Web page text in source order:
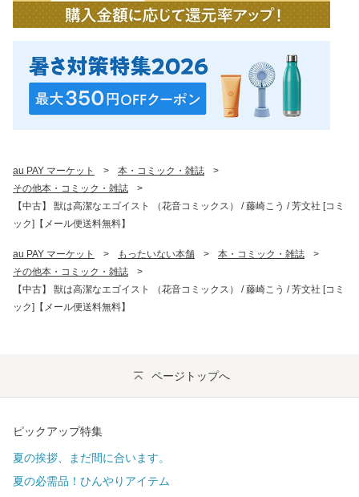
au PAY マーケット > 本・コミック・雑誌
>
その他本・コミック・雑誌
>
【中古】 獣は高潔なエゴイスト （花音コミックス） / 藤崎こう / 芳文社 [コミ
ック]【メール便送料無料】
au PAY マーケット > もったいない本舗 > 本・コミック・雑誌
>
その他本・コミック・雑誌
>
【中古】 獣は高潔なエゴイスト （花音コミックス） / 藤崎こう / 芳文社 [コミ
ック]【メール便送料無料】
ページトップへ
ピックアップ特集
夏の挨拶、まだ間に合います。
夏の必需品！ひんやりアイテム